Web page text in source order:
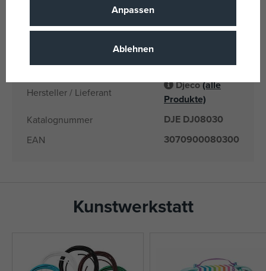
Herkunftsland CN
Liefernummer DJ08030
Hersteller / Lieferant
Djeco(alle
Produkte)
Katalognummer DJE DJ08030
EAN 3070900080300
Kunstwerkstatt
Anpassen
Ablehnen